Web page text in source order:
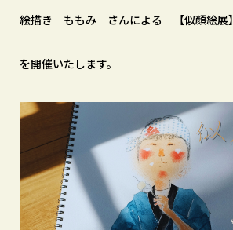
絵描き ももみ さんによる 【似顔絵展】
を開催いたします。